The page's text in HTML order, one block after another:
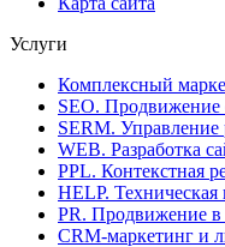
Услуги
Комплексный
SEO. Продвижение
SERM. Управление
WEB. Разработка
PPL. Контекстная
HELP. Техническая
PR. Продвижение
CRM-маркетинг и